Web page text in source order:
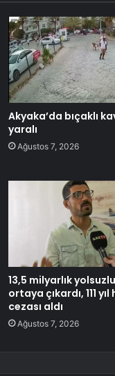
Akyaka’da bıçaklı
yaralı
Ağustos 7, 2026
13,5 milyarlık
ortaya çıkardı, 111
cezası aldı
Ağustos 7, 2026